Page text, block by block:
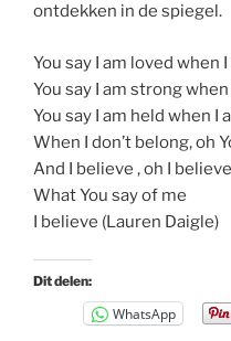
ontdekken in de spiegel.
You say I am loved when
You say I am strong
You say I am held when I
When I don’t belong, oh
And I believe , oh I believe
What You say of me
I believe (Lauren Daigle)
Dit delen:
WhatsApp